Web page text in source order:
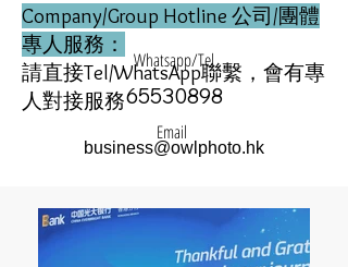
Company/Group Hotline 公司/團體
專人服務：
請直接Tel/WhatsApp聯繫，會有專
人對接服務
Whatsapp/Tel
65530898
Email
business@owlphoto.hk